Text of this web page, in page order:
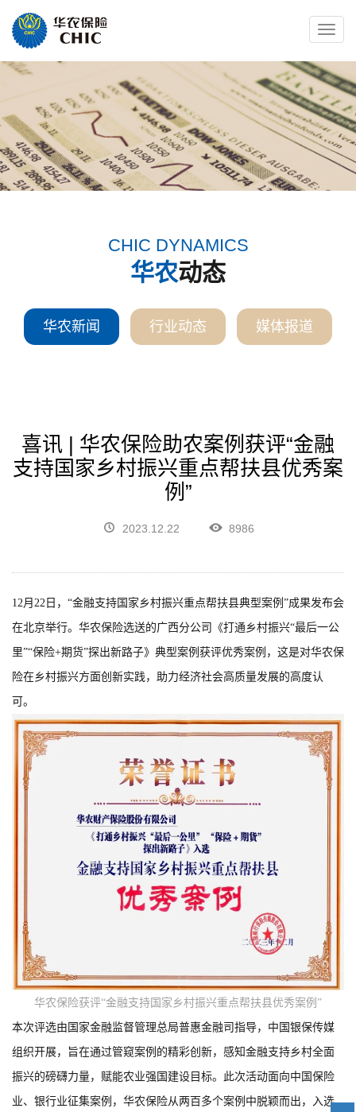
Toggle
CHIC DYNAMICS
华农动态
华农新闻 行业动态 媒体报道
喜讯 | 华农保险助农案例获评“金融
支持国家乡村振兴重点帮扶县优秀案
例”
2023.12.22 8986
12月22日，“金融支持国家乡村振兴重点帮扶县典型案例”成果发布会
在北京举行。华农保险选送的广西分公司《打通乡村振兴“最后一公
里”“保险+期货”探出新路子》典型案例获评优秀案例，这是对华农保
险在乡村振兴方面创新实践，助力经济社会高质量发展的高度认
可。
华农保险获评“金融支持国家乡村振兴重点帮扶县优秀案例”
本次评选由国家金融监督管理总局普惠金融司指导，中国银保传媒
组织开展，旨在通过管窥案例的精彩创新，感知金融支持乡村全面
振兴的磅礴力量，赋能农业强国建设目标。此次活动面向中国保险
业、银行业征集案例，华农保险从两百多个案例中脱颖而出，入选